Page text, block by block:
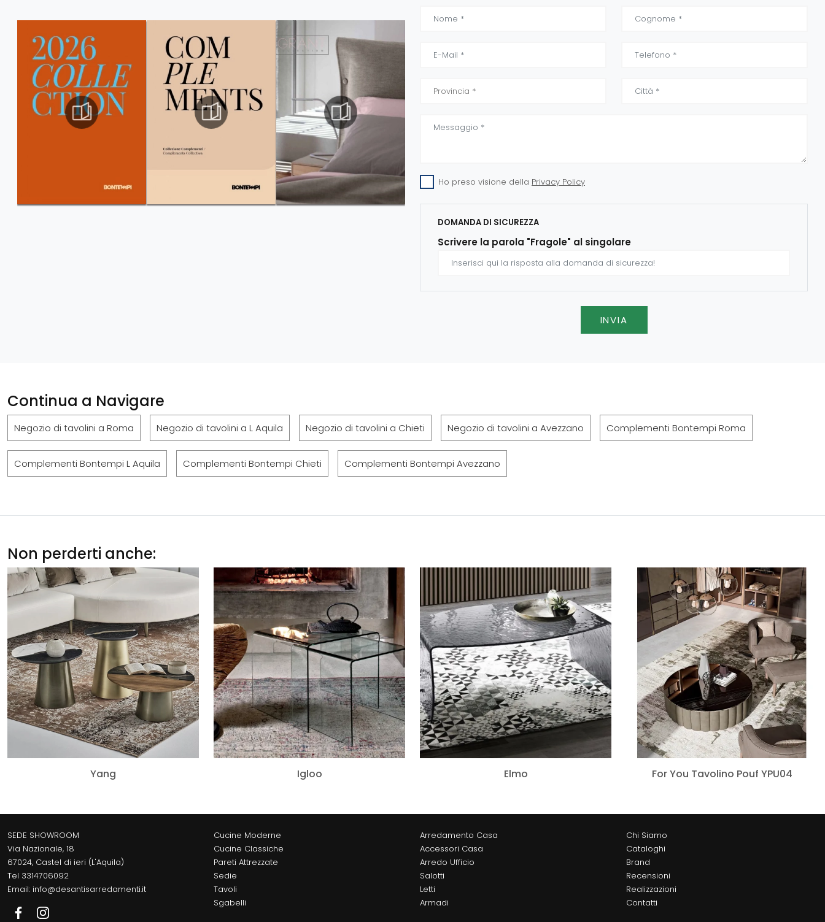
Ho preso visione della Privacy Policy
DOMANDA DI SICUREZZA
Scrivere la parola "Fragole" al singolare
INVIA
Continua a Navigare
Negozio di tavolini a Roma Negozio di tavolini a L Aquila Negozio di tavolini a Chieti Negozio di tavolini a Avezzano Complementi Bontempi Roma
Complementi Bontempi L Aquila Complementi Bontempi Chieti Complementi Bontempi Avezzano
Non perderti anche:
Yang Igloo Elmo For You Tavolino Pouf YPU04
SEDE SHOWROOM
Via Nazionale, 18
67024, Castel di ieri (L'Aquila)
Tel 3314706092
Email: info@desantisarredamenti.it
Cucine Moderne
Cucine Classiche
Pareti Attrezzate
Sedie
Tavoli
Sgabelli
Arredamento Casa
Accessori Casa
Arredo Ufficio
Salotti
Letti
Armadi
Chi Siamo
Cataloghi
Brand
Recensioni
Realizzazioni
Contatti